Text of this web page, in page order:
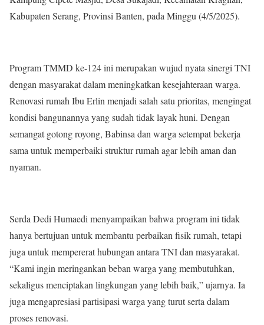
Kabupaten Serang, Provinsi Banten, pada Minggu (4/5/2025).
Program TMMD ke-124 ini merupakan wujud nyata sinergi TNI
dengan masyarakat dalam meningkatkan kesejahteraan warga.
Renovasi rumah Ibu Erlin menjadi salah satu prioritas, mengingat
kondisi bangunannya yang sudah tidak layak huni. Dengan
semangat gotong royong, Babinsa dan warga setempat bekerja
sama untuk memperbaiki struktur rumah agar lebih aman dan
nyaman.
Serda Dedi Humaedi menyampaikan bahwa program ini tidak
hanya bertujuan untuk membantu perbaikan fisik rumah, tetapi
juga untuk mempererat hubungan antara TNI dan masyarakat.
“Kami ingin meringankan beban warga yang membutuhkan,
sekaligus menciptakan lingkungan yang lebih baik,” ujarnya. Ia
juga mengapresiasi partisipasi warga yang turut serta dalam
proses renovasi.